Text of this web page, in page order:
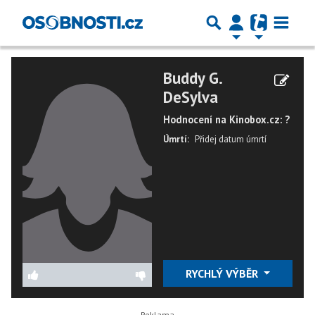
Buddy G.
DeSylva
Hodnocení na Kinobox.cz: ?
Úmrtí: Přidej datum úmrtí
RYCHLÝ VÝBĚR